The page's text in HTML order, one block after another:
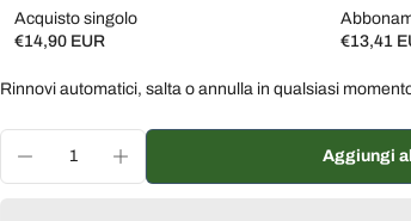
Acquisto singolo
€14,90 EUR
€13,41
Subscribe and save
Consegna ogni mese, 5% di sconto
Rinnovi automatici, salta o annulla in qualsiasi
Aggiungi